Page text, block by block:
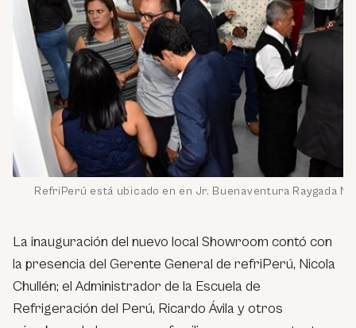
RefriPerú está ubicado en en Jr. Buenaventura Raygada N°
La inauguración del nuevo local Showroom contó con
la presencia del Gerente General de refriPerú, Nicola
Chullén; el Administrador de la Escuela de
Refrigeración del Perú, Ricardo Ávila y otros